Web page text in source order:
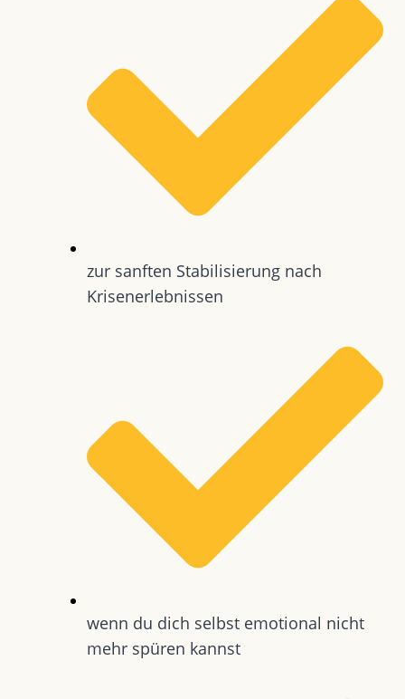
zur sanften Stabilisierung nach
Krisenerlebnissen
wenn du dich selbst emotional nicht
mehr spüren kannst